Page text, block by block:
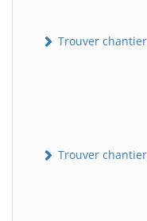
Trouver
Trouver